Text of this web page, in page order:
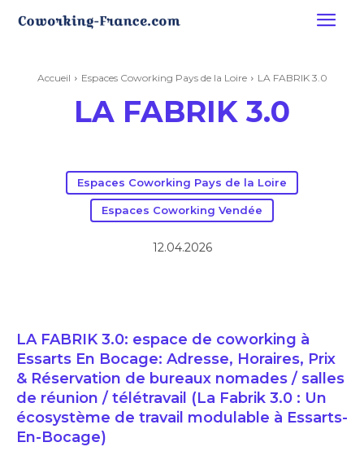
Accueil Espaces Coworking Pays de la Loire LA FABRIK 3.0
LA FABRIK 3.0
Espaces Coworking Pays de la Loire
Espaces Coworking Vendée
12.04.2026
LA FABRIK 3.0: espace de coworking à
Essarts En Bocage: Adresse, Horaires, Prix
& Réservation de bureaux nomades / salles
de réunion / télétravail (La Fabrik 3.0 : Un
écosystème de travail modulable à Essarts-
En-Bocage)